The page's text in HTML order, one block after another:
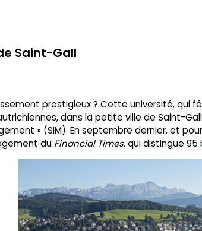
Saint-Gall
prestigieux ? Cette université, qui
dans la petite ville de Saint-
» (SIM). En septembre dernier, et
du Financial Times,qui distingue 95